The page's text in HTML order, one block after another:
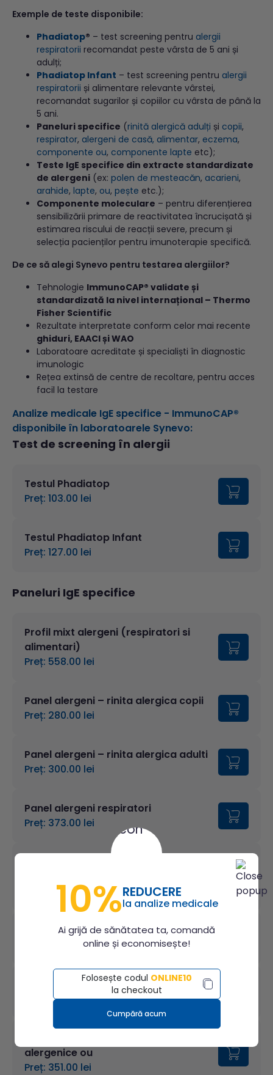
Exemple de teste disponibile:
Phadiatop® – test screening pentru alergii
respiratorii recomandat peste vârsta de 5 ani și
adulți;
Phadiatop Infant – test screening pentru alergii
respiratorii și alimentare relevante vârstei,
recomandat sugarilor și copiilor cu vârsta de până la
5 ani.
Paneluri specifice (rinită alergică adulți și copii,
respirator, alergeni de casă, alimentar, eczema,
componente ou, componente lapte etc);
Teste IgE specifice din extracte standardizate
de alergeni (ex: polen de mesteacăn, acarieni,
arahide, lapte, ou, pește etc.);
Componente moleculare – pentru diferențierea
sensibilizării primare de reactivitatea încrucișată și
estimarea riscului de reacții severe, precum și
selecția pacienților pentru imunoterapie specifică.
De ce să alegi Synevo pentru testarea alergiilor?
Tehnologie ImmunoCAP® validate și
standardizată la nivel internațional – Thermo
Fisher Scientific
Rezultate interpretate conform celor mai recente
ghiduri, EAACI și WAO
Laboratoare acreditate și specialiști în diagnostic
imunologic
Rețea extinsă de centre de recoltare, pentru acces
facil la testare
Analize medicale IgE specifice - ImmunoCAP®
disponibile în laboratoarele Synevo:
Test de screening în alergii
Testul Phadiatop
Preț: 103.00 lei
Testul Phadiatop Infant
Preț: 127.00 lei
Paneluri IgE specifice
Profil mixt alergeni (respiratori si
alimentari)
Preț: 558.00 lei
Panel alergeni – rinita alergica copii
Preț: 280.00 lei
Panel alergeni – rinita alergica adulti
Preț: 300.00 lei
Panel alergeni respiratori
Preț: 373.00 lei
Preț: 356.00 lei
Panel alergeni alimentari
Preț: 506.00 lei
Panel alergeni eczema
Preț: 457.00 lei
alergenice ou
Preț: 351.00 lei
10%REDUCERE
la analize medicale
Ai grijă de sănătatea ta, comandă
online și economisește!
Folosește codul ONLINE10
la checkout
Cumpără acum